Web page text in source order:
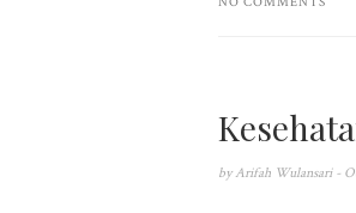
by Arifah Wulansari -